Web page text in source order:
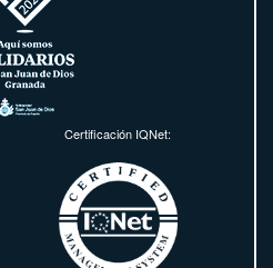
Certificación IQNet: